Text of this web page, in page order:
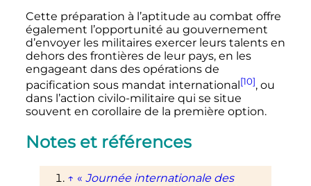
Cette préparation à l’aptitude au combat offre
également l’opportunité au gouvernement
d’envoyer les militaires exercer leurs talents en
dehors des frontières de leur pays, en les
engageant dans des opérations de
pacification sous mandat international [10], ou
dans l’action civilo-militaire qui se situe
souvent en corollaire de la première option.
Notes et références
↑ « Journée internationale des